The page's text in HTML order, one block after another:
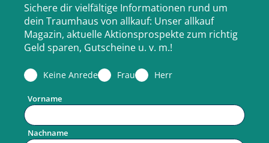
Sichere dir vielfältige Informationen rund um
dein Traumhaus von allkauf: Unser allkauf
Magazin, aktuelle Aktionsprospekte zum richtig
Geld sparen, Gutscheine u. v. m.!
Keine Anrede Frau Herr
Vorname
Nachname